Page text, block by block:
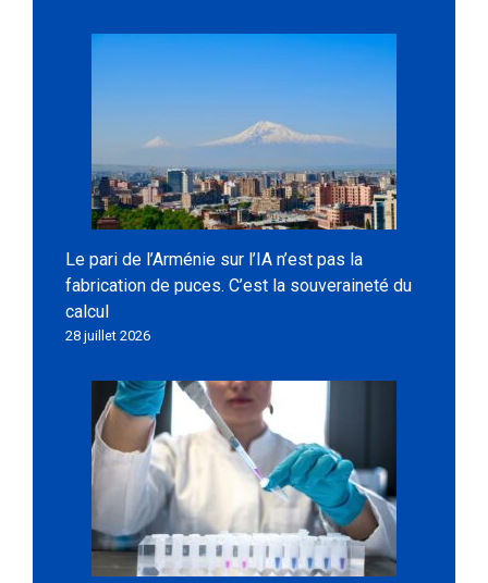
Le pari de l’Arménie sur l’IA n’est pas la
fabrication de puces. C’est la souveraineté du
calcul
28 juillet 2026